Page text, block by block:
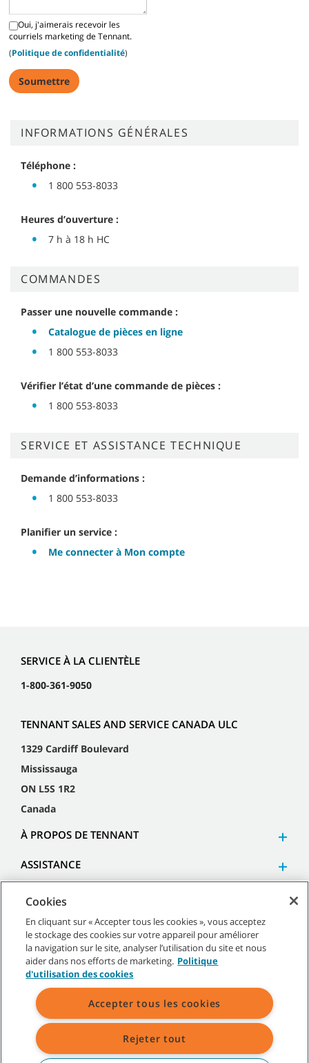
Oui, j'aimerais recevoir les
courriels marketing de Tennant.
(Politique de confidentialité)
INFORMATIONS GÉNÉRALES
Téléphone :
1 800 553-8033
Heures d’ouverture :
7 h à 18 h HC
COMMANDES
Passer une nouvelle commande :
Catalogue de pièces en ligne
1 800 553-8033
Vérifier l’état d’une commande de pièces :
1 800 553-8033
SERVICE ET ASSISTANCE TECHNIQUE
Demande d’informations :
1 800 553-8033
Planifier un service :
Me connecter à Mon compte
SERVICE À LA CLIENTÈLE
1-800-361-9050
TENNANT SALES AND SERVICE CANADA ULC
1329 Cardiff Boulevard
Mississauga
ON L5S 1R2
Canada
À PROPOS DE TENNANT
ASSISTANCE
© Tennant Company. Tous droits réservés.
Plan du site Politiques générales| Conditions d’utilisation
Conditions de vente
Toutes les marques et logos Tennant indiqués sont la propriété de
Cookies
En cliquant sur « Accepter tous les cookies », vous acceptez
le stockage des cookies sur votre appareil pour améliorer
la navigation sur le site, analyser l’utilisation du site et nous
aider dans nos efforts de marketing. Politique
d'utilisation des cookies
Accepter tous les cookies
Rejeter tout